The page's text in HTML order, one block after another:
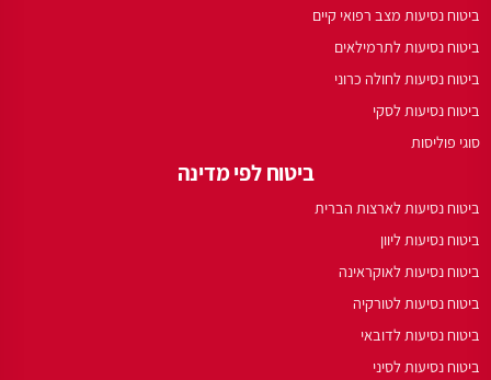
ביטוח נסיעות מצב רפואי קיים
ביטוח נסיעות לתרמילאים
ביטוח נסיעות לחולה כרוני
ביטוח נסיעות לסקי
סוגי פוליסות
ביטוח לפי מדינה
ביטוח נסיעות לארצות הברית
ביטוח נסיעות ליוון
ביטוח נסיעות לאוקראינה
ביטוח נסיעות לטורקיה
ביטוח נסיעות לדובאי
ביטוח נסיעות לסיני